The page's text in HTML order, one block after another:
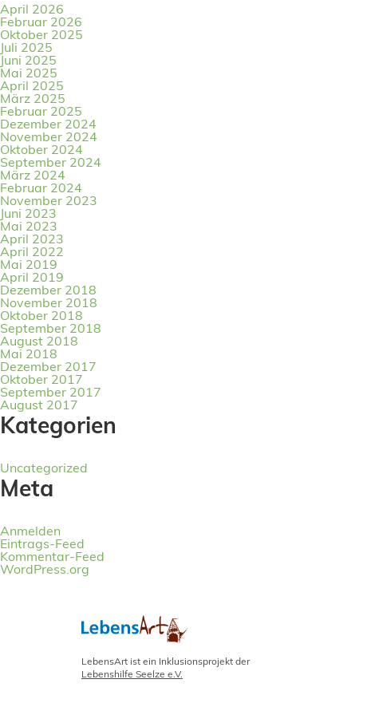
April 2026
Februar 2026
Oktober 2025
Juli 2025
Juni 2025
Mai 2025
April 2025
März 2025
Februar 2025
Dezember 2024
November 2024
Oktober 2024
September 2024
März 2024
Februar 2024
November 2023
Juni 2023
Mai 2023
April 2023
April 2022
Mai 2019
April 2019
Dezember 2018
November 2018
Oktober 2018
September 2018
August 2018
Mai 2018
Dezember 2017
Oktober 2017
September 2017
August 2017
Kategorien
Uncategorized
Meta
Anmelden
Eintrags-Feed
Kommentar-Feed
WordPress.org
LebensArt ist ein Inklusionsprojekt der
Lebenshilfe Seelze e.V.